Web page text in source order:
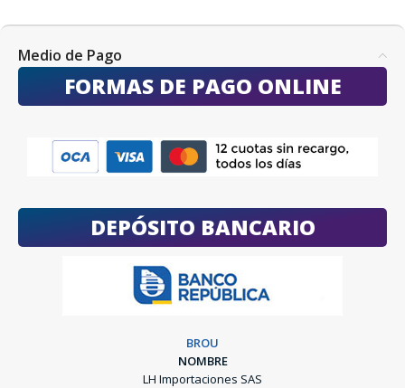
Medio de Pago
FORMAS DE PAGO ONLINE
DEPÓSITO BANCARIO
BROU
NOMBRE
LH Importaciones SAS